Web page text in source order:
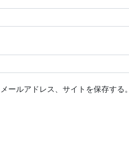
ールアドレス、サイトを保存する。